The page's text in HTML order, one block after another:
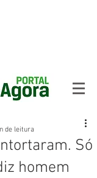
Só
homem
de leitura